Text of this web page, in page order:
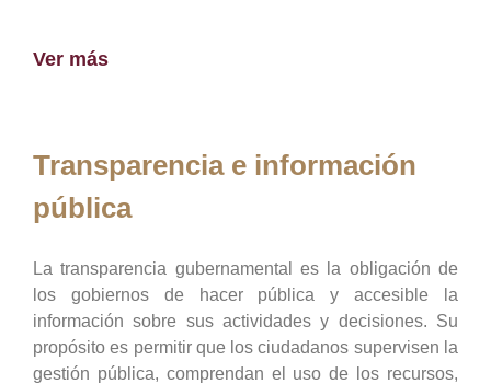
Ver más
Transparencia e información
pública
La transparencia gubernamental es la obligación de
los gobiernos de hacer pública y accesible la
información sobre sus actividades y decisiones. Su
propósito es permitir que los ciudadanos supervisen la
gestión pública, comprendan el uso de los recursos,